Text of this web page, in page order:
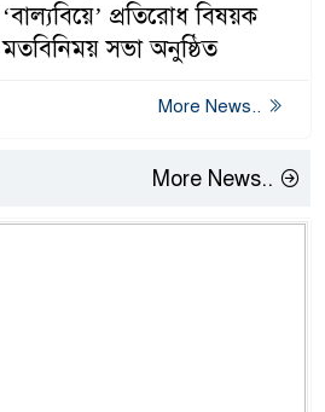
‘বাল্যবিয়ে’ প্রতিরোধ বিষয়ক
মতবিনিময় সভা অনুষ্ঠিত
More News..
More News..